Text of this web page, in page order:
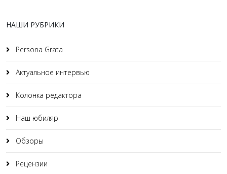
НАШИ РУБРИКИ
Persona Grata
Актуальное интервью
Колонка редактора
Наш юбиляр
Обзоры
Рецензии